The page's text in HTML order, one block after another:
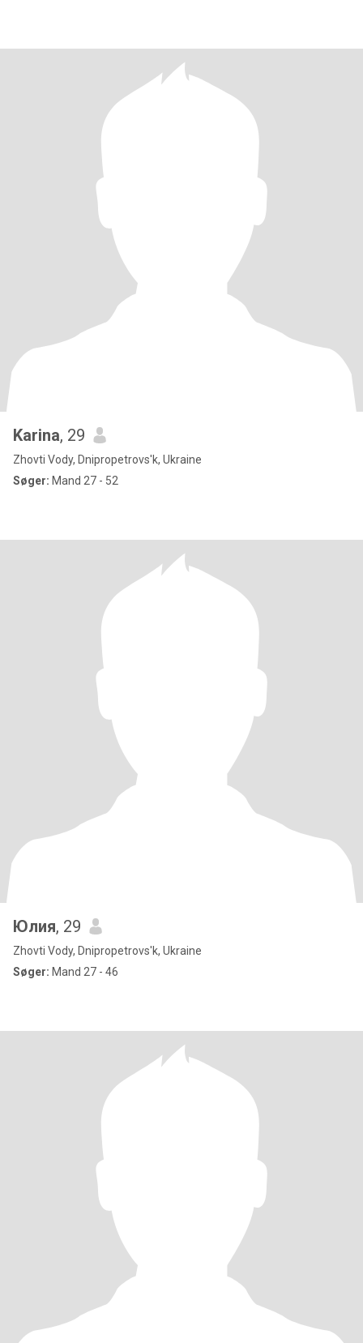
Karina, 29
Zhovti Vody, Dnipropetrovs'k, Ukraine
Søger: Mand 27 - 52
Юлия, 29
Zhovti Vody, Dnipropetrovs'k, Ukraine
Søger: Mand 27 - 46